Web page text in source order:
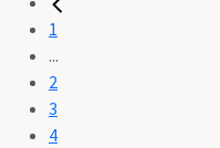
1
...
2
3
4